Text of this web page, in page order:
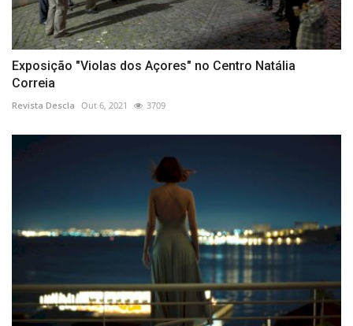
Exposição "Violas dos Açores" no Centro Natália
Correia
Revista Descla Out 6, 2021 3709